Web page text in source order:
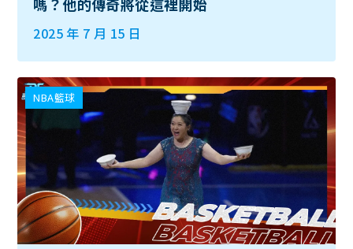
2025 年 7 月 15 日
NBA籃球